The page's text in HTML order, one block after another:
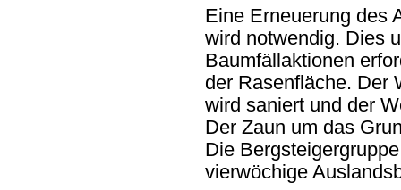
Eine Erneuerung des
wird notwendig. Dies
Baumfällaktionen
der Rasenfläche. Der
wird saniert und der
Der Zaun um das
Die
vierwöchige